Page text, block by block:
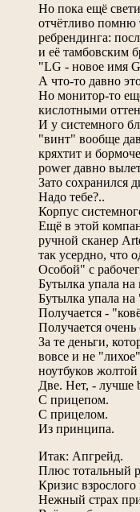
Но пока ещё
отчётливо помню
ребрендинга:
и её тамбовским
"LG - новое имя
А что-то давно
Но монитор-то
кислотными
И у системного
"винт" вообще
кряхтит и
power давно
Зато сохранился
Надо тебе?..
Корпус
Ещё в этой
ручной сканер
так усердно, что
Особой" с
Бутылка упала на
Бутылка упала на
Получается -
Получается
За те деньги,
вовсе и не
ноутбуков
Две. Нет, - лучше
С прицепом.
С прицелом.
Из принципа.
Итак: Апгрейд.
Плюс тотальный
Кризис взрослого
Нежный страх